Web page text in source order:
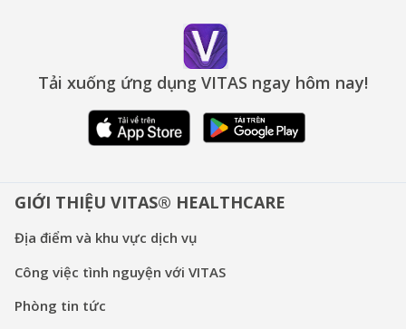
Tải xuống ứng dụng VITAS ngay hôm nay!
GIỚI THIỆU VITAS® HEALTHCARE
Địa điểm và khu vực dịch vụ
Công việc tình nguyện với VITAS
Phòng tin tức